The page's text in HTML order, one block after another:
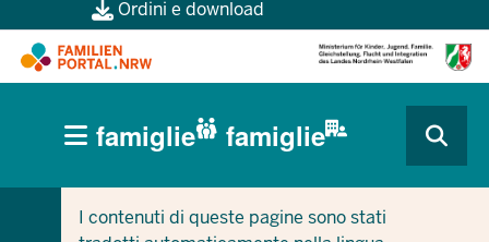
Ordini e download
CURRENT SECTION PER LE AZIENDE/COMUNI
CURRENT SECTION PER LE FAMIGLIE
HAUPTNAVIGATION
(BÜRGERBEREICH
famiglie famiglie
I contenuti di queste pagine sono stati